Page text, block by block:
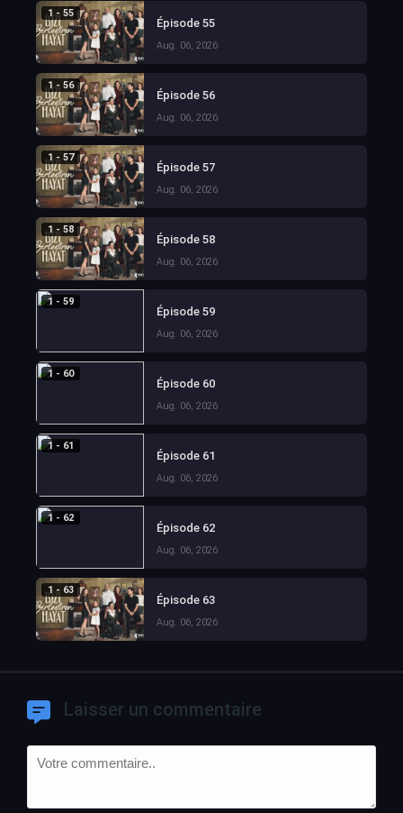
1 - 55
Épisode 55
Aug. 06, 2026
1 - 56
Épisode 56
Aug. 06, 2026
1 - 57
Épisode 57
Aug. 06, 2026
1 - 58
Épisode 58
Aug. 06, 2026
1 - 59
Épisode 59
Aug. 06, 2026
1 - 60
Épisode 60
Aug. 06, 2026
1 - 61
Épisode 61
Aug. 06, 2026
1 - 62
Épisode 62
Aug. 06, 2026
1 - 63
Épisode 63
Aug. 06, 2026
Laisser un commentaire